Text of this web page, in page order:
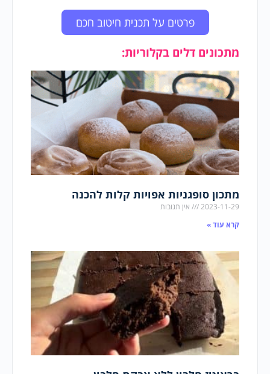
פרטים על תכנית חיטוב חכם
מתכונים דלים בקלוריות:
מתכון סופגניות אפויות קלות להכנה
2023-11-29
אין תגובות
קרא עוד »